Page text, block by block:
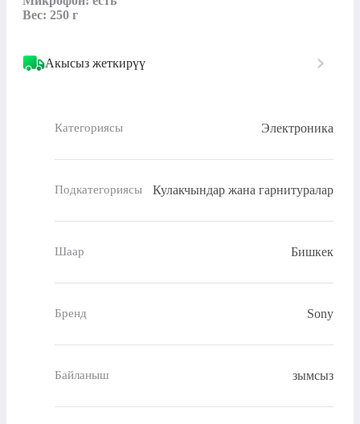
Вес: 250 г
Акысыз жеткирүү
Категориясы Электроника
Подкатегориясы Кулакчындар жана гарнитуралар
Шаар Бишкек
Бренд Sony
Байланыш зымсыз